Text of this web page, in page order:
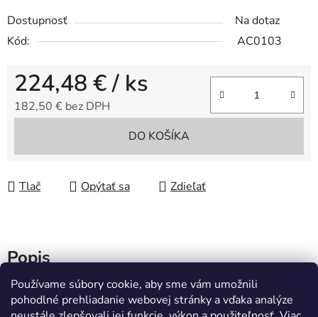
Používame súbory cookie, aby sme vám umožnili
pohodlné prehliadanie webovej stránky a vďaka analýze
Dostupnosť
Na dotaz
Kód:
AC0103
224,48 €/ ks
182,50 € bez DPH
DO KOŠÍKA
Tlač Opýtať sa Zdieľať
Popis
Diskusia